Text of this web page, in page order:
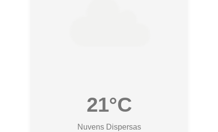
21°C
Nuvens Dispersas